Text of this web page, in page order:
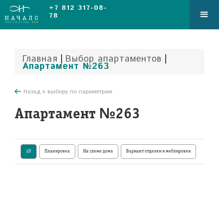
+7 812 317-08-
78
Главная | Выбор апартаментов |
Апартамент №263
Назад к выбору по параметрам
Апартамент №263
3D Планировка На схеме дома Вариант отделки и меблировки